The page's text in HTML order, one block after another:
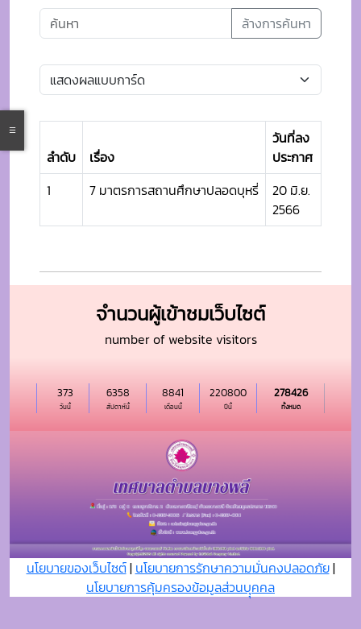
ล้างการค้นหา
ลำดับ เรื่อง
วันที่ลง
ประกาศ
1
7 มาตรการสถานศึกษาปลอดบุหรี่
20 มิ.ย.
2566
จำนวนผู้เข้าชมเว็บไซต์
number of website visitors
วันนี้
373
สัปดาห์นี้
6358
เดือนนี้
8841
ปีนี้
220800
ทั้งหมด
278426
นโยบายของเว็บไซต์| นโยบายการรักษาความมั่นคงปลอดภัย|
นโยบายการคุ้มครองข้อมูลส่วนบุุคคล